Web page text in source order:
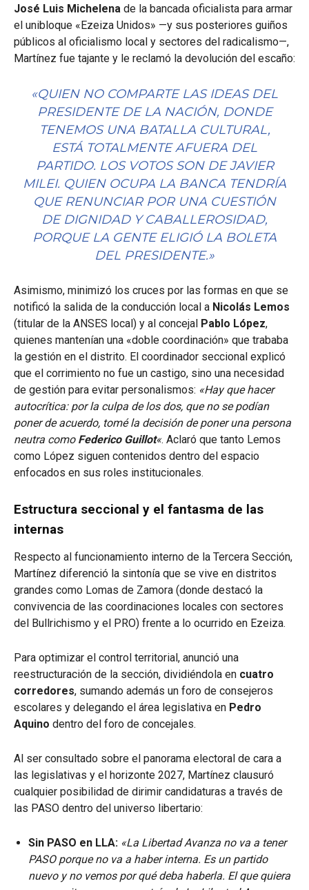
José Luis Michelena de la bancada oficialista para armar
el unibloque «Ezeiza Unidos» —y sus posteriores guiños
públicos al oficialismo local y sectores del radicalismo—,
Martínez fue tajante y le reclamó la devolución del escaño:
«QUIEN NO COMPARTE LAS IDEAS DEL
PRESIDENTE DE LA NACIÓN, DONDE
TENEMOS UNA BATALLA CULTURAL,
ESTÁ TOTALMENTE AFUERA DEL
PARTIDO. LOS VOTOS SON DE JAVIER
MILEI. QUIEN OCUPA LA BANCA TENDRÍA
QUE RENUNCIAR POR UNA CUESTIÓN
DE DIGNIDAD Y CABALLEROSIDAD,
PORQUE LA GENTE ELIGIÓ LA BOLETA
DEL PRESIDENTE.»
Asimismo, minimizó los cruces por las formas en que se
notificó la salida de la conducción local a Nicolás Lemos
(titular de la ANSES local) y al concejal Pablo López,
quienes mantenían una «doble coordinación» que trababa
la gestión en el distrito. El coordinador seccional explicó
que el corrimiento no fue un castigo, sino una necesidad
de gestión para evitar personalismos: «Hay que hacer
autocrítica: por la culpa de los dos, que no se podían
poner de acuerdo, tomé la decisión de poner una persona
neutra como Federico Guillot«. Aclaró que tanto Lemos
como López siguen contenidos dentro del espacio
enfocados en sus roles institucionales.
Estructura seccional y el fantasma de las
internas
Respecto al funcionamiento interno de la Tercera Sección,
Martínez diferenció la sintonía que se vive en distritos
grandes como Lomas de Zamora (donde destacó la
convivencia de las coordinaciones locales con sectores
del Bullrichismo y el PRO) frente a lo ocurrido en Ezeiza.
Para optimizar el control territorial, anunció una
reestructuración de la sección, dividiéndola en cuatro
corredores, sumando además un foro de consejeros
escolares y delegando el área legislativa en Pedro
Aquino dentro del foro de concejales.
Al ser consultado sobre el panorama electoral de cara a
las legislativas y el horizonte 2027, Martínez clausuró
cualquier posibilidad de dirimir candidaturas a través de
las PASO dentro del universo libertario:
Sin PASO en LLA: «La Libertad Avanza no va a tener
PASO porque no va a haber interna. Es un partido
nuevo y no vemos por qué deba haberla. El que quiera